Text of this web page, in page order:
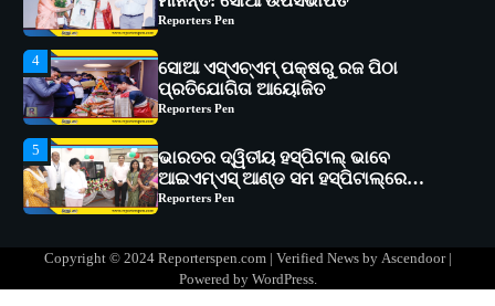
ସୋଆ ଏସ୍‌ଏଚ୍‌ଏମ୍ ପକ୍ଷରୁ ରଜ ପିଠା
ପ୍ରତିଯୋଗିତା ଆୟୋଜିତ
5
ଭାରତର ଦ୍ୱିତୀୟ ହସ୍ପିଟାଲ୍ ଭାବେ
ଆଇଏମ୍‌ଏସ୍ ଆଣ୍ଡ ସମ ହସ୍ପିଟାଲ୍‌ରେ
ଅତ୍ୟାଧୁନିକ ଡିଜିସ୍କାନର ସ୍ଥାପନ
1
ସୋଆ ପକ୍ଷରୁ ରାୱେ କାର୍ଯ୍ୟକ୍ରମ ଅଧୀନରେ
୧୧ଟି ଗ୍ରାମରେ ୧୬ଟି କୃଷକ ପ୍ରଶିକ୍ଷଣ
ସୋଆର ୨୦ତମ ପ୍ରତିଷ୍ଠା ଦିବସରେ
ବିଶ୍ୱବିଦ୍ୟାଳୟର ସଫଳତା, ଉତ୍କର୍ଷତା ଓ
Copyright © 2024 Reporterspen.com | Verified News by Ascendoor|
Powered by WordPress.